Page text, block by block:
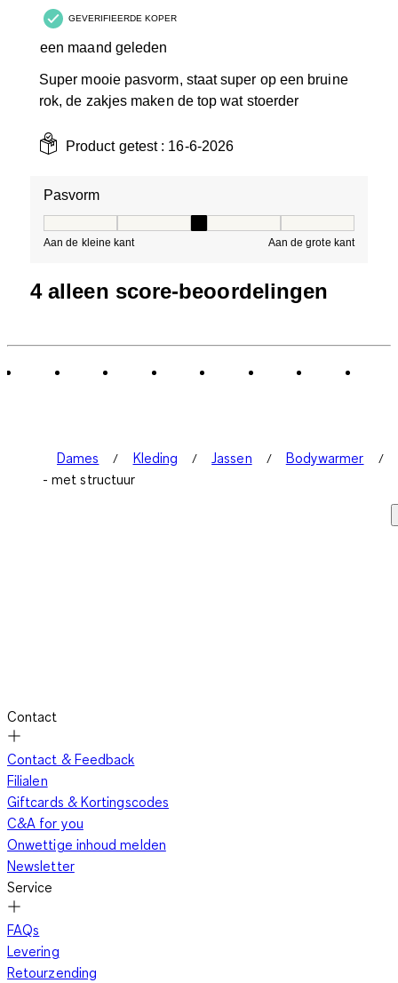
GEVERIFIEERDE KOPER
een maand geleden
Super mooie pasvorm, staat super op een bruine
rok, de zakjes maken de top wat stoerder
Product getest : 16-6-2026
Pasvorm
Aan de kleine kant Aan de grote kant
4 alleen score-beoordelingen
Dames Kleding Jassen Bodywarmer
- met structuur
Contact
Contact & Feedback
Filialen
Giftcards & Kortingscodes
C&A for you
Onwettige inhoud melden
Newsletter
Service
FAQs
Levering
Retourzending